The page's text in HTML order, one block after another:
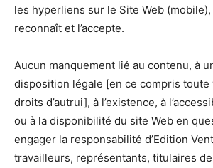
les hyperliens sur le Site Web (mobile),
reconnaît et l’accepte.
Aucun manquement lié au contenu, à
disposition légale [en ce compris toute
droits d’autrui], à l’existence, à
ou à la disponibilité du site Web en
engager la responsabilité d’Edition
travailleurs, représentants, titulaires